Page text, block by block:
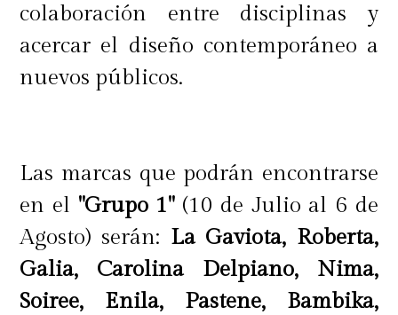
colaboración entre disciplinas y
acercar el diseño contemporáneo a
nuevos públicos.
Las marcas que podrán encontrarse
en el "Grupo 1"(10 de Julio al 6 de
Agosto) serán: La Gaviota, Roberta,
Galia, Carolina Delpiano, Nima,
Soiree, Enila, Pastene, Bambika,